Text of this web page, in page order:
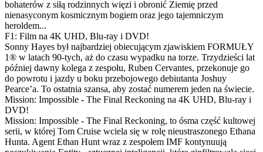
bohaterów z siłą rodzinnych więzi i obronić Ziemię przed
nienasyconym kosmicznym bogiem oraz jego tajemniczym
heroldem...
F1: Film na 4K UHD, Blu-ray i DVD!
Sonny Hayes był najbardziej obiecującym zjawiskiem FORMUŁY
1® w latach 90-tych, aż do czasu wypadku na torze. Trzydzieści lat
później dawny kolega z zespołu, Ruben Cervantes, przekonuje go
do powrotu i jazdy u boku przebojowego debiutanta Joshuy
Pearce’a. To ostatnia szansa, aby zostać numerem jeden na świecie.
Mission: Impossible - The Final Reckoning na 4K UHD, Blu-ray i
DVD!
Mission: Impossible - The Final Reckoning, to ósma część kultowej
serii, w której Tom Cruise wciela się w rolę nieustraszonego Ethana
Hunta. Agent Ethan Hunt wraz z zespołem IMF kontynuują